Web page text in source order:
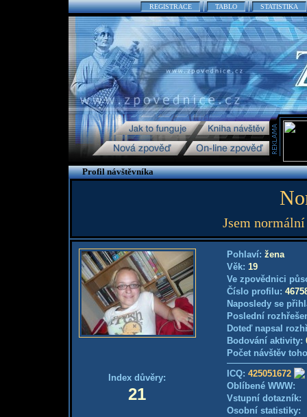
REGISTRACE TABLO STATISTIKA
Profil návštěvníka
Jsem
Index důvěry:
21
Pohlaví: žena
Věk: 19
Ve zpovědnici
Číslo profilu:
Naposledy se
Poslední
Doteď napsal
Bodování aktivity:
Počet návštěv
ICQ: 425051672
Oblíbené WWW:
Vstupní
Osobní